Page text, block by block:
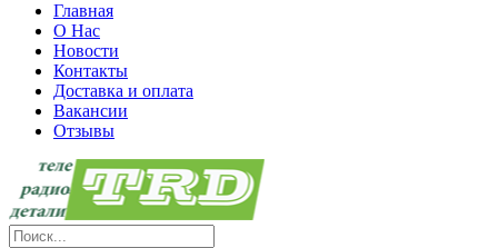
Главная
О Нас
Новости
Контакты
Доставка и оплата
Вакансии
Отзывы